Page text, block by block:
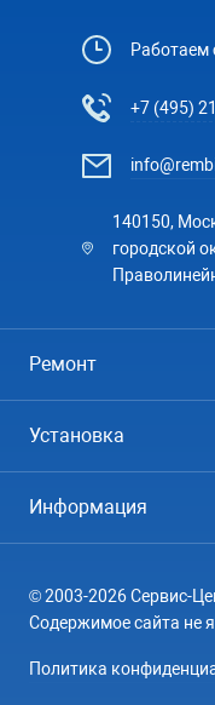
Работаем
+7 (495)
140150,
городской
Ремонт
Посудомоечные
Кондиционеры
Варочные панели
Установка
Кондиционеры
Информация
География
© 2003-2026 Сервис-
Содержимое сайта не
Политика